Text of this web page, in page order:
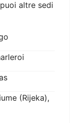
altre sedi
(Rijeka),